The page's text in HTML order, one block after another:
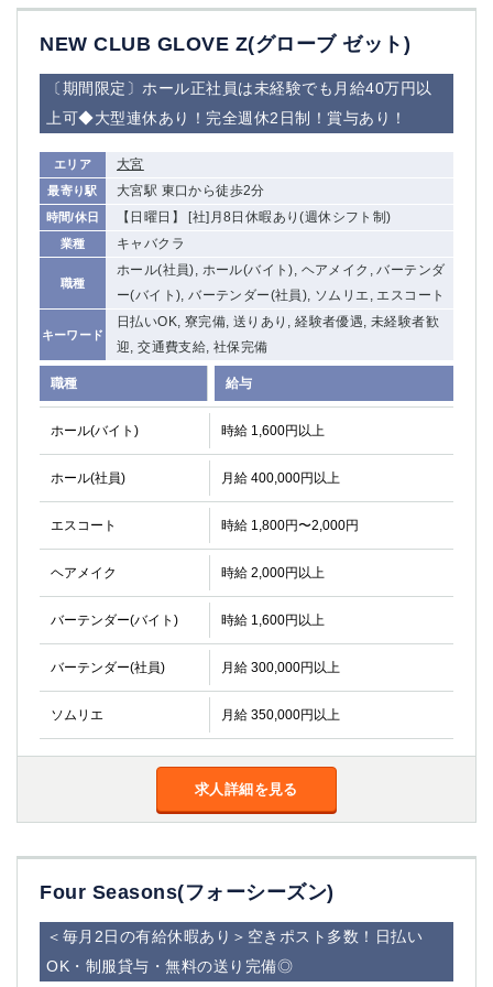
NEW CLUB GLOVE Z(グローブ ゼット)
〔期間限定〕ホール正社員は未経験でも月給40万円以
上可◆大型連休あり！完全週休2日制！賞与あり！
エリア 大宮
最寄り駅 大宮駅 東口から徒歩2分
時間/休日 【日曜日】 [社]月8日休暇あり(週休シフト制)
業種 キャバクラ
職種
ホール(社員), ホール(バイト), ヘアメイク, バーテンダ
ー(バイト), バーテンダー(社員), ソムリエ, エスコート
キーワード
日払いOK, 寮完備, 送りあり, 経験者優遇, 未経験者歓
迎, 交通費支給, 社保完備
職種 給与
ホール(バイト) 時給 1,600円以上
ホール(社員) 月給 400,000円以上
エスコート 時給 1,800円〜2,000円
ヘアメイク 時給 2,000円以上
バーテンダー(バイト) 時給 1,600円以上
バーテンダー(社員) 月給 300,000円以上
ソムリエ 月給 350,000円以上
求人詳細を見る
Four Seasons(フォーシーズン)
＜毎月2日の有給休暇あり＞空きポスト多数！日払い
OK・制服貸与・無料の送り完備◎